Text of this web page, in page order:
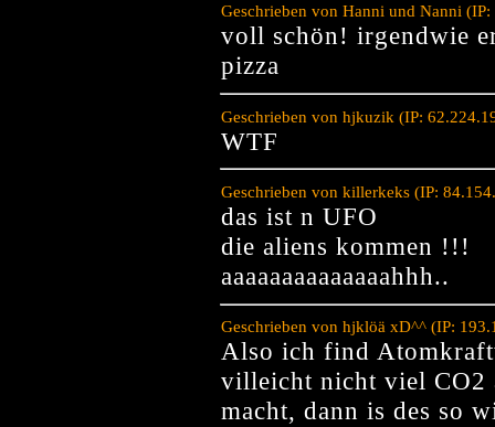
Geschrieben von Hanni und Nanni
voll schön! irgendwie
pizza
Geschrieben von hjkuzik (IP:
WTF
Geschrieben von killerkeks (IP:
das ist n UFO
die aliens kommen !!!
aaaaaaaaaaaaaahhh..
Geschrieben von hjklöä xD^^ (IP:
Also ich find
villeicht nicht viel CO2
macht, dann is des so